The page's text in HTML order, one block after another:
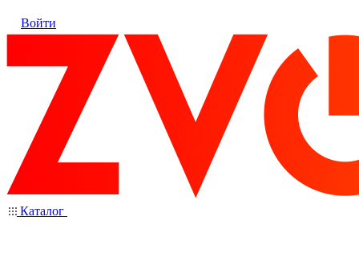
Войти
Каталог